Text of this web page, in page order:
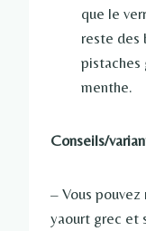
que le
reste des
pistaches
menthe.
Conseils/
– Vous
yaourt grec et